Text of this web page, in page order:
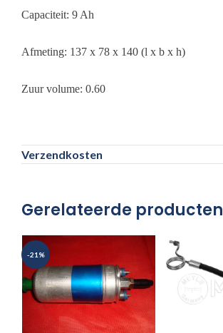
Capaciteit: 9 Ah
Afmeting: 137 x 78 x 140 (l x b x h)
Zuur volume: 0.60
Verzendkosten
Gerelateerde producten
-21%